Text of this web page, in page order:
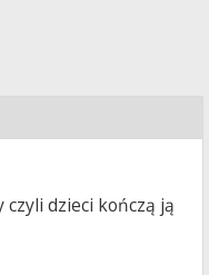
dzieci kończą ją